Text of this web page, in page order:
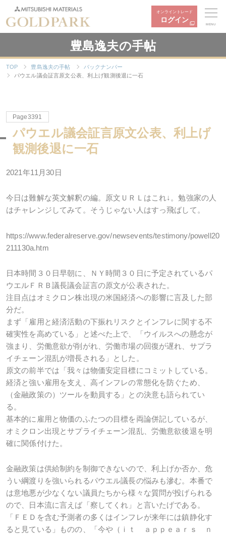
オンライントレード
ログイン
MENU
豊島逸夫の手帖
TOP 豊島逸夫の手帖
バックナンバー
パウエル議会証言原文公表、利上げ観測後退に一石
Page3391
パウエル議会証言原文公表、利上げ
観測後退に一石
2021年11 月30日
今日は難解な英文解釈の編。原文ＵＲＬはこれ↓。勉強家の人
はチャレンジしてみて。そうじゃない人はすっ飛ばして。
https://www.federalreserve.gov/newsevents/testimony/powell20
211130a.htm
日本時間３０日早朝に、ＮＹ時間３０日に予定されているパ
ウエルＦＲＢ議長議会証言の原文が公表された。
注目点はオミクロン株出現の米国経済への影響に言及した部
分だ。
まず「雇用と経済活動の下振れリスクとインフレに関する不
確実性を高めている」と述べた上で、「ウイルスへの懸念が
強まり、労働意欲が削がれ、労働市場の回復が遅れ、サプラ
イチェーン混乱が増長される」とした。
原文の前半では「我々は物価安定目標にコミットしている。
経済と強い雇用を支え、高インフレの常態化を防ぐため、
（金融政策の）ツールを動員する」との決意も語られてい
る。
基本的に雇用と物価のふたつの目標を両論併記しているが、
オミクロン出現とサプライチェーン混乱、労働意欲後退を明
確に関係付けた。
金融政策は供給制約を制御できないので、利上げか否か、危
うい綱渡りを強いられるパウエル議長の悩みも滲む。本番で
は意地悪が少なくない議員たちから様々な質問が投げられる
ので、日本流に言えば「察してくれ」と言いたげである。
「ＦＥＤを含む予測者の多くはインフレが来年には鎮静化す
ると見ている」ものの、「今や（ｉｔ ａｐｐｅａｒｓ ｎ